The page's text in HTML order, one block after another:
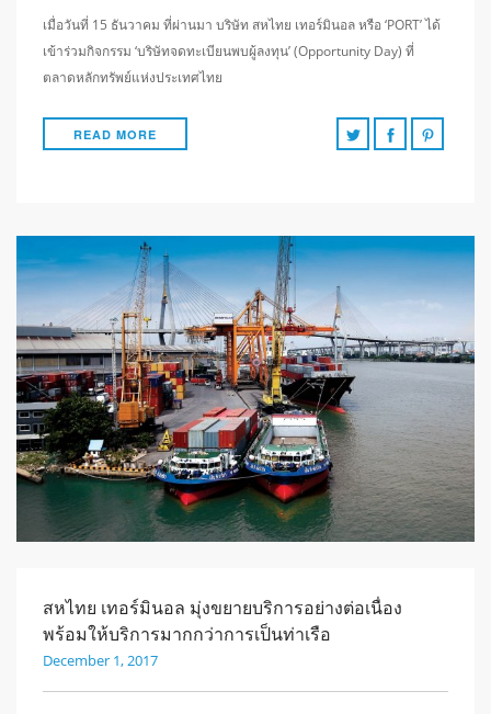
เมื่อวันที่ 15 ธันวาคม ที่ผ่านมา บริษัท สหไทย เทอร์มินอล หรือ ‘PORT’ ได้
เข้าร่วมกิจกรรม ‘บริษัทจดทะเบียนพบผู้ลงทุน’ (Opportunity Day) ที่
ตลาดหลักทรัพย์แห่งประเทศไทย
READ MORE
สหไทย เทอร์มินอล มุ่งขยายบริการอย่างต่อเนื่อง
พร้อมให้บริการมากกว่าการเป็นท่าเรือ
December 1, 2017